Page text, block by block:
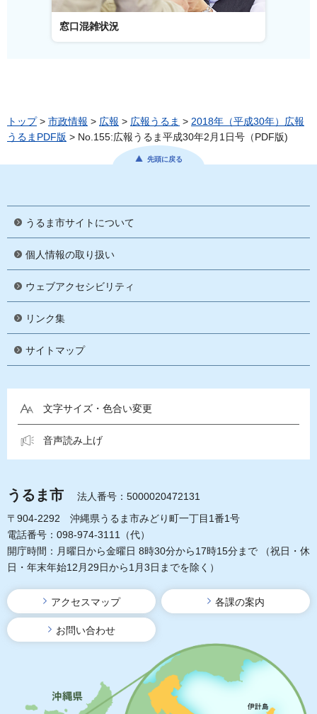
窓口混雑状況
トップ> 市政情報 > 広報 > 広報うるま > 2018年（平成30年）広報
うるまPDF版 > No.155:広報うるま平成30年2月1日号（PDF版)
先頭に戻る
うるま市サイトについて
個人情報の取り扱い
ウェブアクセシビリティ
リンク集
サイトマップ
文字サイズ・色合い変更
音声読み上げ
うるま市
法人番号：5000020472131
〒904-2292 沖縄県うるま市みどり町一丁目1番1号
電話番号：098-974-3111（代）
開庁時間：月曜日から金曜日 8時30分から17時15分まで
（祝日・休
日・年末年始12月29日から1月3日までを除く）
アクセスマップ 各課の案内
お問い合わせ